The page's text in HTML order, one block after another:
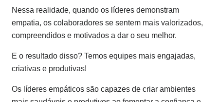
Nessa realidade, quando os líderes demonstram
empatia, os colaboradores se sentem mais valorizados,
compreendidos e motivados a dar o seu melhor.
E o resultado disso? Temos equipes mais engajadas,
criativas e produtivas!
Os líderes empáticos são capazes de criar ambientes